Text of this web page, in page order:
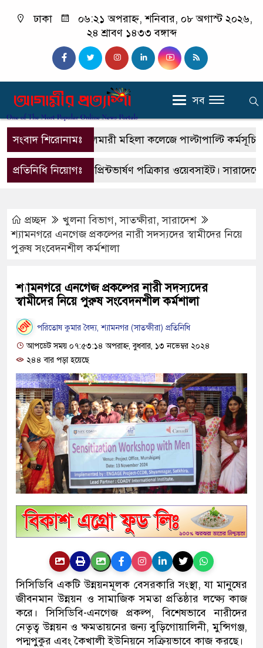
ঢাকা
০৬:২১ অপরাহ্ন, শনিবার, ০৮ অগাস্ট ২০২৬,
২৪ শ্রাবণ ১৪৩৩ বঙ্গাব্দ
সব
সংবাদ শিরোনামঃবোয়ালমারী মহিলা কলেজে পাল্টাপাল্টি কর্মসূচি,
প্রতিনিধি নিয়োগঃ
এটি একটি প্রিন্টভার্ষণ পত্রিকার ওয়েবসাইট। সারাদেশে
প্রচ্ছদ খুলনা বিভাগ,সাতক্ষীরা,সারাদেশ
শ্যামনগরে এনগেজ প্রকল্পের নারী সদস্যদের স্বামীদের নিয়ে
পুরুষ সংবেদনশীল কর্মশালা
শ্যামনগরে এনগেজ প্রকল্পের নারী সদস্যদের
স্বামীদের নিয়ে পুরুষ সংবেদনশীল কর্মশালা
পরিতোষ কুমার বৈদ্য, শ্যামনগর (সাতক্ষীরা) প্রতিনিধি
আপডেট সময় ০৭:৫৩:১৪ অপরাহ্ন, বুধবার, ১৩ নভেম্বর ২০২৪
২৪৪ বার পড়া হয়েছে
সিসিডিবি একটি উন্নয়নমূলক বেসরকারি সংস্থা, যা মানুষের
জীবনমান উন্নয়ন ও সামাজিক সমতা প্রতিষ্ঠার লক্ষ্যে কাজ
করে। সিসিডিবি-এনগেজ প্রকল্প, বিশেষভাবে নারীদের
নেতৃত্ব উন্নয়ন ও ক্ষমতায়নের জন্য বুড়িগোয়ালিনী, মুন্সিগঞ্জ,
পদ্মপুকুর এবং কৈখালী ইউনিয়নে সক্রিয়ভাবে কাজ করছে।